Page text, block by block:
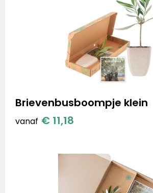
Brievenbusboompje klein
vanaf € 11,18